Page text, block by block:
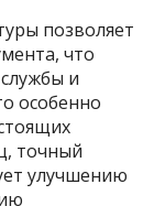
позволяет
что
и
особенно
точный
улучшению